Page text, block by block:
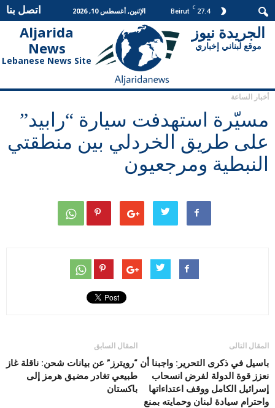
27.4
C
Beirut الإثنين, أغسطس 10, 2026 اتصل بنا
Aljarida
News
Lebanese News Site
الجريدة
نيوز
الجريدة نيوز
موقع لبناني إخباري
أخبار الساعة
مسيّرة استهدفت سيارة “رابيد”
على طريق الخردلي بين منطقتي
النبطية ومرجعيون
المقال السابق
“رويترز” عن بيانات شحن: ناقلة غاز
طبيعي تغادر مضيق هرمز إلى
باكستان
المقال التالى
باسيل في ذكرى التحرير: واجبنا أن
نعزز قوة الدولة لفرض انسحاب
إسرائيل الكامل ووقف اعتداءاتها
واحترام سيادة لبنان وحمايته بمنع